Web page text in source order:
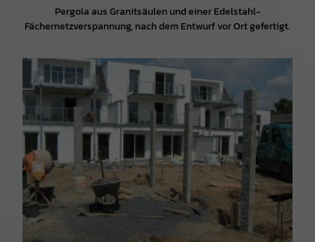
Pergola aus Granitsäulen und einer Edelstahl-
Fächernetzverspannung, nach dem Entwurf vor Ort gefertigt.